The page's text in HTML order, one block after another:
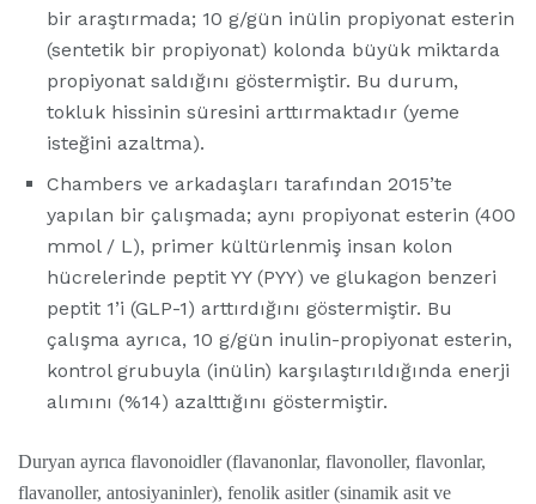
bir araştırmada; 10 g/gün inülin propiyonat esterin
(sentetik bir propiyonat) kolonda büyük miktarda
propiyonat saldığını göstermiştir. Bu durum,
tokluk hissinin süresini arttırmaktadır (yeme
isteğini azaltma).
Chambers ve arkadaşları tarafından 2015’te
yapılan bir çalışmada; aynı propiyonat esterin (400
mmol / L), primer kültürlenmiş insan kolon
hücrelerinde peptit YY (PYY) ve glukagon benzeri
peptit 1’i (GLP-1) arttırdığını göstermiştir. Bu
çalışma ayrıca, 10 g/gün inulin-propiyonat esterin,
kontrol grubuyla (inülin) karşılaştırıldığında enerji
alımını (%14) azalttığını göstermiştir.
Duryan ayrıca flavonoidler (flavanonlar, flavonoller, flavonlar,
flavanoller, antosiyaninler), fenolik asitler (sinamik asit ve